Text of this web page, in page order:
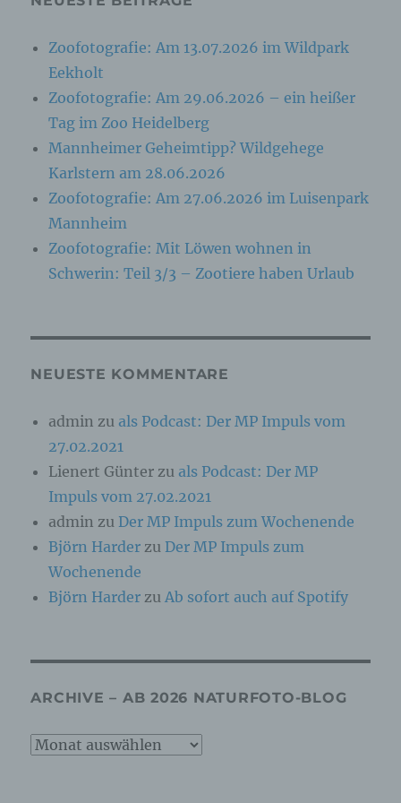
Zoofotografie: Am 13.07.2026 im Wildpark
Eekholt
Zoofotografie: Am 29.06.2026 – ein heißer
Tag im Zoo Heidelberg
Mannheimer Geheimtipp? Wildgehege
Karlstern am 28.06.2026
Zoofotografie: Am 27.06.2026 im Luisenpark
Mannheim
Zoofotografie: Mit Löwen wohnen in
Schwerin: Teil 3/3 – Zootiere haben Urlaub
NEUESTE KOMMENTARE
admin zu als Podcast: Der MP Impuls vom
27.02.2021
Lienert Günter zu als Podcast: Der MP
Impuls vom 27.02.2021
admin zu Der MP Impuls zum Wochenende
Björn Harder zu Der MP Impuls zum
Wochenende
Björn Harder zuAb sofort auch auf Spotify
ARCHIVE – AB 2026 NATURFOTO-BLOG
Archive
f) Pseudonymisierung
Pseudonymisierung ist die Verarbeitung
personenbezogener Daten in einer Weise, auf
welche die personenbezogenen Daten ohne
Hinzuziehung zusätzlicher Informationen nicht
mehr einer spezifischen betroffenen Person
zugeordnet werden können, sofern diese
zusätzlichen Informationen gesondert
aufbewahrt werden und technischen und
organisatorischen Maßnahmen unterliegen, die
gewährleisten, dass die personenbezogenen
Daten nicht einer identifizierten oder
Verarbeitung Verantwortlicher
Verantwortlicher oder für die Verarbeitung
juristische Person, Behörde, Einrichtung oder
andere Stelle, die allein oder gemeinsam mit
Verarbeitung von personenbezogenen Daten
entscheidet. Sind die Zwecke und Mittel dieser
Verarbeitung durch das Unionsrecht oder das
Recht der Mitgliedstaaten vorgegeben, so kann
der Verantwortliche beziehungsweise können
nach dem Unionsrecht oder dem Recht der
andere Stelle, die personenbezogene Daten im